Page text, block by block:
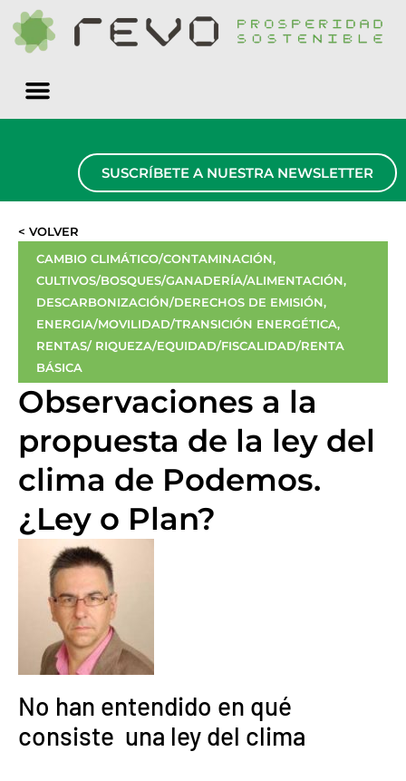
SUSCRÍBETE A NUESTRA NEWSLETTER
< VOLVER
CAMBIO CLIMÁTICO/CONTAMINACIÓN,
CULTIVOS/BOSQUES/GANADERÍA/ALIMENTACIÓN,
DESCARBONIZACIÓN/DERECHOS DE EMISIÓN,
ENERGIA/MOVILIDAD/TRANSICIÓN ENERGÉTICA,
RENTAS/ RIQUEZA/EQUIDAD/FISCALIDAD/RENTA
BÁSICA
Observaciones a la
propuesta de la ley del
clima de Podemos.
¿Ley o Plan?
No han entendido en qué
consiste una ley del clima